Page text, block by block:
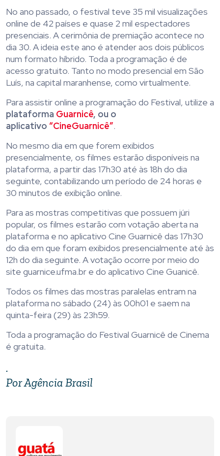
No ano passado, o festival teve 35 mil visualizações
online de 42 países e quase 2 mil espectadores
presenciais. A cerimônia de premiação acontece no
dia 30. A ideia este ano é atender aos dois públicos
num formato híbrido. Toda a programação é de
acesso gratuito. Tanto no modo presencial em São
Luís, na capital maranhense, como virtualmente.
Para assistir online a programação do Festival, utilize a
plataforma Guarnicê, ou o
aplicativo “CineGuarnicê”.
No mesmo dia em que forem exibidos
presencialmente, os filmes estarão disponíveis na
plataforma, a partir das 17h30 até às 18h do dia
seguinte, contabilizando um período de 24 horas e
30 minutos de exibição online.
Para as mostras competitivas que possuem júri
popular, os filmes estarão com votação aberta na
plataforma e no aplicativo Cine Guarnicê das 17h30
do dia em que foram exibidos presencialmente até às
12h do dia seguinte. A votação ocorre por meio do
site guarnice.ufma.br e do aplicativo Cine Guanicê.
Todos os filmes das mostras paralelas entram na
plataforma no sábado (24) às 00h01 e saem na
quinta-feira (29) às 23h59.
Toda a programação do Festival Guarnicê de Cinema
é gratuita.
.
Por Agência Brasil